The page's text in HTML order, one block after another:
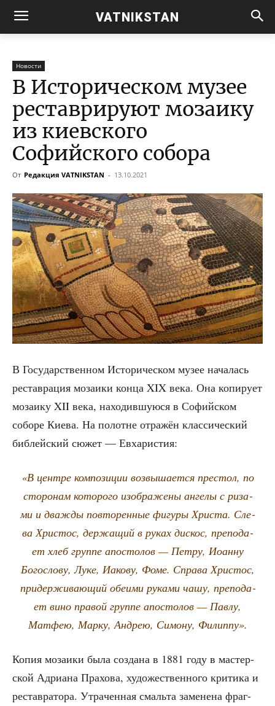
VATNIKSTAN
Новости
В Историческом музее
реставрируют мозаику
из киевского
Софийского собора
От Редакция VATNIKSTAN - 13.10.2021
В Госу­дар­ствен­ном Исто­ри­че­ском музее нача­лась
рестав­ра­ция моза­и­ки кон­ца XIX века. Она копи­ру­ет
моза­и­ку XII века, нахо­див­шу­ю­ся в Софий­ском
собо­ре Кие­ва. На полотне отра­жён клас­си­че­ский
биб­лей­ский сюжет — Евхаристия:
«В цен­тре ком­по­зи­ции воз­вы­ша­ет­ся пре­стол, по
сто­ро­нам кото­ро­го изоб­ра­же­ны анге­лы с риза­
ми и два­жды повто­рен­ные фигу­ры Хри­ста. Сле­
ва Хри­стос, дер­жа­щий в руках дис­кос, пре­по­да­
ет хлеб груп­пе апо­сто­лов — Пет­ру, Иоан­ну
Бого­сло­ву, Луке, Иако­ву, Фоме. Спра­ва Хри­стос,
при­дер­жи­ва­ю­щий обе­и­ми рука­ми чашу, пре­по­да­
ет вино пра­вой груп­пе апо­сто­лов — Пав­лу,
Мат­фею, Мар­ку, Андрею, Симо­ну, Филиппу».
Копия моза­и­ки была созда­на в 1881 году в мастер­
ской Адри­а­на Пра­хо­ва, худо­же­ствен­но­го кри­ти­ка и
рестав­ра­то­ра. Утра­чен­ная смаль­та заме­не­на фраг­